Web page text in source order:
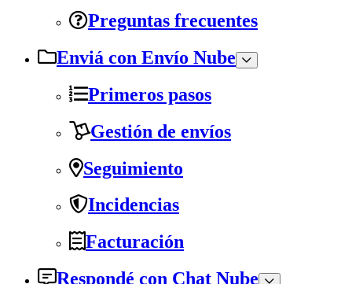
Preguntas frecuentes
Enviá con Envío Nube
Primeros pasos
Gestión de envíos
Seguimiento
Incidencias
Facturación
Respondé con Chat Nube